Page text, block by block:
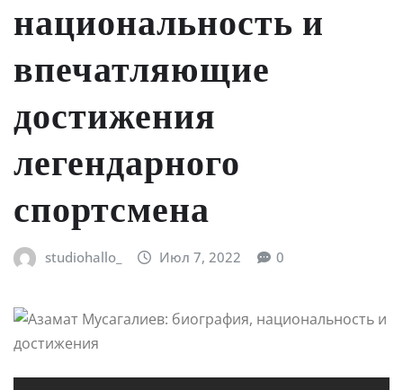
национальность и
впечатляющие
достижения
легендарного
спортсмена
studiohallo_ Июл 7, 2022 0